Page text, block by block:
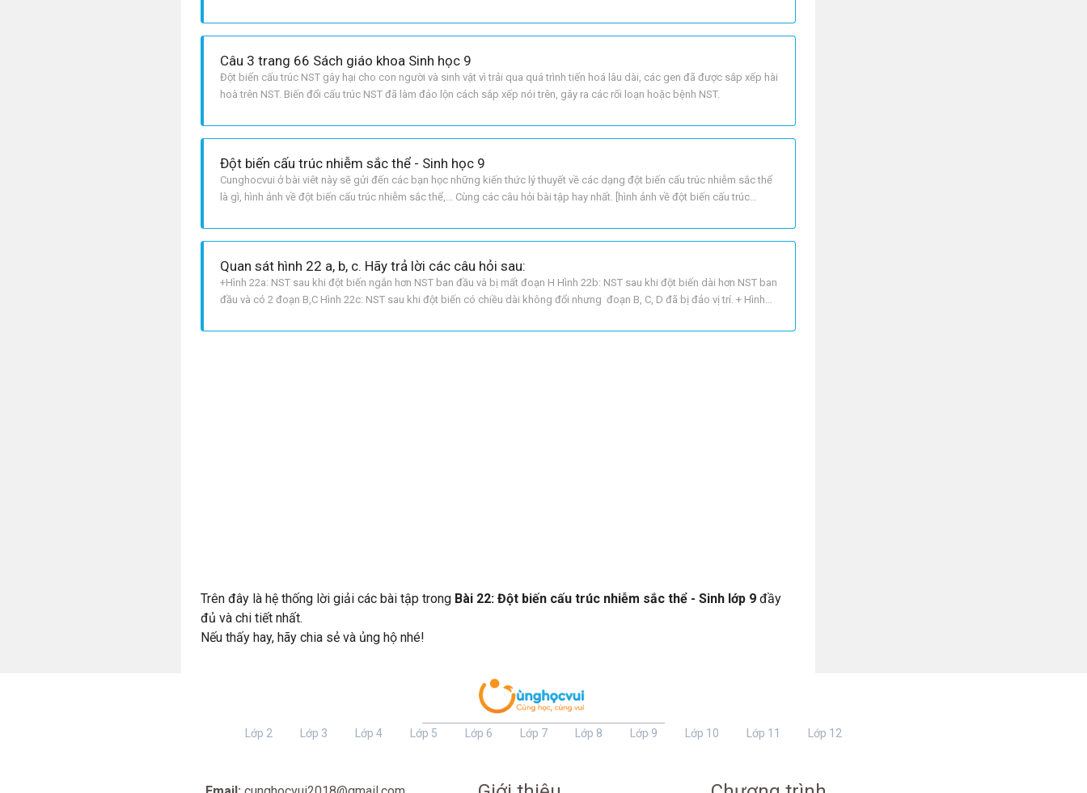
Câu 3 trang 66 Sách giáo khoa Sinh học 9
Đột biến cấu trúc NST gây hại cho con người và sinh vật vì trải qua quá trình tiến hoá lâu dài, các gen đã được sắp xếp hài
hoà trên NST. Biến đổi cấu trúc NST đã làm đảo lộn cách sắp xếp nói trên, gây ra các rối loạn hoặc bệnh NST.
Đột biến cấu trúc nhiễm sắc thể - Sinh học 9
Cunghocvui ở bài viêt này sẽ gửi đến các bạn học những kiến thức lý thuyết về các dạng đột biến cấu trúc nhiễm sắc thể
là gì, hình ảnh về đột biến cấu trúc nhiễm sắc thể,... Cùng các câu hỏi bài tập hay nhất. [hình ảnh về đột biến cấu trúc
Quan sát hình 22 a, b, c. Hãy trả lời các câu hỏi sau:
+Hình 22a: NST sau khi đột biến ngắn hơn NST ban đầu và bị mất đoạn H Hình 22b: NST sau khi đột biến dài hơn NST ban
đầu và có 2 đoạn B,C Hình 22c: NST sau khi đột biến có chiều dài không đổi nhưng đoạn B, C, D đã bị đảo vị trí. + Hình
Trên đây là hệ thống lời giải các bài tập trong Bài 22: Đột biến cấu trúc nhiễm sắc thể - Sinh lớp 9 đầy
đủ và chi tiết nhất.
Nếu thấy hay, hãy chia sẻ và ủng hộ nhé!
Lớp 2 Lớp 3 Lớp 4 Lớp 5 Lớp 6 Lớp 7 Lớp 8 Lớp 9 Lớp 10 Lớp 11 Lớp 12